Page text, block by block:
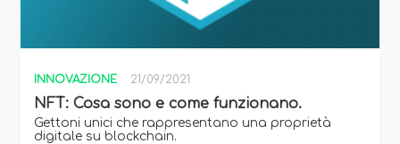
INNOVAZIONE 21/09/2021
NFT: Cosa sono e come funzionano.
Gettoni unici che rappresentano una proprietà
digitale su blockchain.